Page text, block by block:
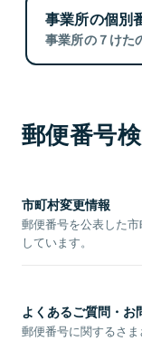
事業所の個別
事業所の７けた
郵便番号
市町村変更情報
郵便番号を公表した
しています。
よくあるご質問・お
郵便番号に関するさま